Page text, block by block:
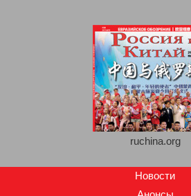
ruchina.org
Новости